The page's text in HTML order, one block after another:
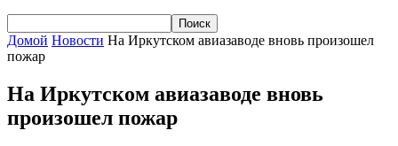
Домой Новости На Иркутском авиазаводе вновь произошел
пожар
На Иркутском авиазаводе вновь
произошел пожар